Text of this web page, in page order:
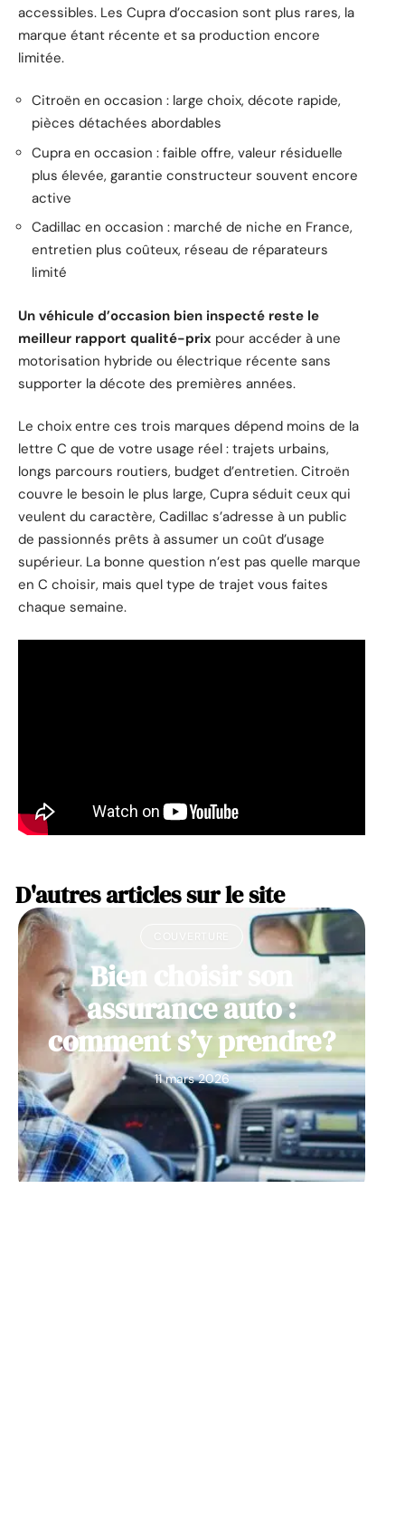
accessibles. Les Cupra d’occasion sont plus rares, la
marque étant récente et sa production encore
limitée.
Citroën en occasion : large choix, décote rapide,
pièces détachées abordables
Cupra en occasion : faible offre, valeur résiduelle
plus élevée, garantie constructeur souvent encore
active
Cadillac en occasion : marché de niche en France,
entretien plus coûteux, réseau de réparateurs
limité
Un véhicule d’occasion bien inspecté reste le
meilleur rapport qualité-prix pour accéder à une
motorisation hybride ou électrique récente sans
supporter la décote des premières années.
Le choix entre ces trois marques dépend moins de la
lettre C que de votre usage réel : trajets urbains,
longs parcours routiers, budget d’entretien. Citroën
couvre le besoin le plus large, Cupra séduit ceux qui
veulent du caractère, Cadillac s’adresse à un public
de passionnés prêts à assumer un coût d’usage
supérieur. La bonne question n’est pas quelle marque
en C choisir, mais quel type de trajet vous faites
chaque semaine.
D'autres articles sur le site
Bien choisir son
assurance auto :
comment s’y prendre?
11 mars 2026